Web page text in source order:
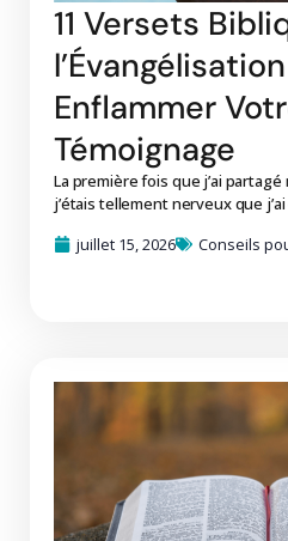
11 Versets
Enflammer
Témoignage
La première fois que j’ai
j’étais tellement nerveux que
juillet 15, 2026
Conseils